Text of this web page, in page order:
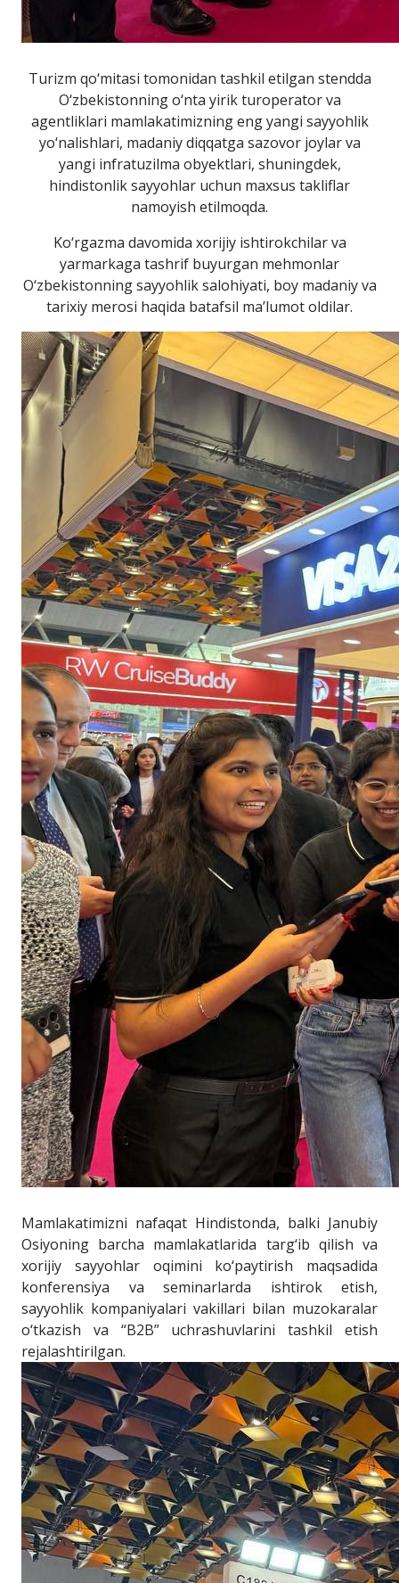
Turizm qo‘mitasi tomonidan tashkil etilgan stendda
O‘zbekistonning o‘nta yirik turoperator va
agentliklari mamlakatimizning eng yangi sayyohlik
yo‘nalishlari, madaniy diqqatga sazovor joylar va
yangi infratuzilma obyektlari, shuningdek,
hindistonlik sayyohlar uchun maxsus takliflar
namoyish etilmoqda.
Ko‘rgazma davomida xorijiy ishtirokchilar va
yarmarkaga tashrif buyurgan mehmonlar
O‘zbekistonning sayyohlik salohiyati, boy madaniy va
tarixiy merosi haqida batafsil ma’lumot oldilar.
Mamlakatimizni nafaqat Hindistonda, balki Janubiy
Osiyoning barcha mamlakatlarida targ‘ib qilish va
xorijiy sayyohlar oqimini ko‘paytirish maqsadida
konferensiya va seminarlarda ishtirok etish,
sayyohlik kompaniyalari vakillari bilan muzokaralar
o‘tkazish va “B2B” uchrashuvlarini tashkil etish
rejalashtirilgan.